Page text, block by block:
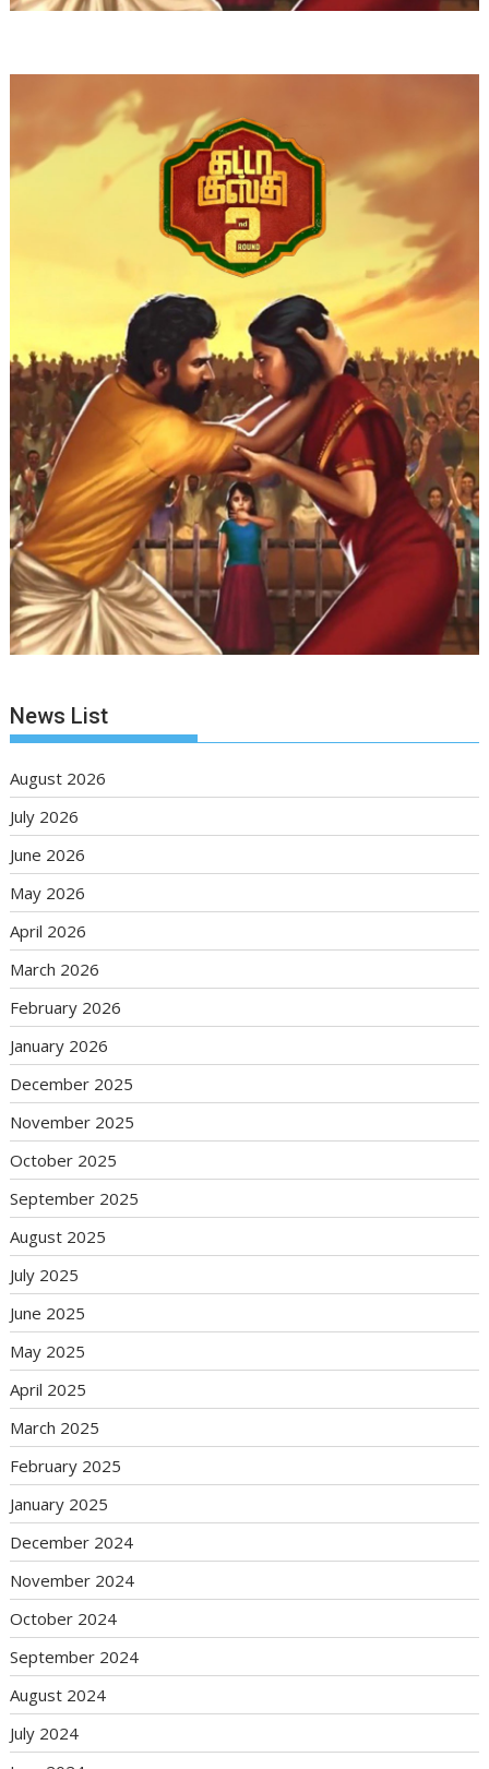
News List
August 2026
July 2026
June 2026
May 2026
April 2026
March 2026
February 2026
January 2026
December 2025
November 2025
October 2025
September 2025
August 2025
July 2025
June 2025
May 2025
April 2025
March 2025
February 2025
January 2025
December 2024
November 2024
October 2024
September 2024
August 2024
July 2024